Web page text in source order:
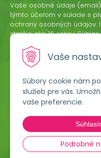
Vaše
Súbory cookie nám
služieb pre vás.
vaše preferencie.
Podrobné
Lumigreen, s.r.o.
Hradská 535
966 54 Tekovské Nemce
ODOBERAŤ
Vaše osobné údaje
týmto účelom v súlade s
ochrany osobných
staršie ako 16 rokov.
odvolať písomne, emailom
ktoréhokoľvek